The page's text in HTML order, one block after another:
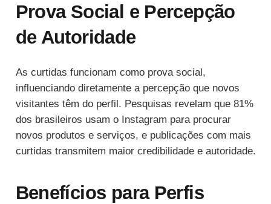
Prova Social e Percepção
de Autoridade
As curtidas funcionam como prova social,
influenciando diretamente a percepção que novos
visitantes têm do perfil. Pesquisas revelam que 81%
dos brasileiros usam o Instagram para procurar
novos produtos e serviços, e publicações com mais
curtidas transmitem maior credibilidade e autoridade.
Benefícios para Perfis